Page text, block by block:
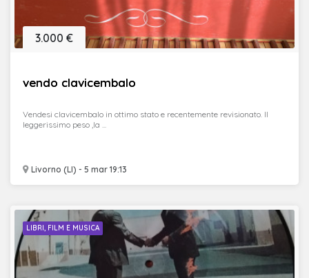
vendo clavicembalo
Livorno (LI) - 5 mar 19:13
3.000 €
Vendesi clavicembalo in ottimo stato e recentemente revisionato. Il
leggerissimo peso ,la ...
LIBRI, FILM E MUSICA